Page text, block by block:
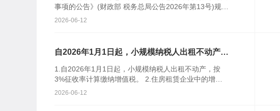
事项的公告》(财政部 税务总局公告2026年第13号)规
定，四、关于纳税义务发生时间 …… (二)纳税人销...
2026-06-12
自2026年1月1日起，小规模纳税人出租不动产增
1.自2026年1月1日起，小规模纳税人出租不动产，按
3%征收率计算缴纳增值税。 2.住房租赁企业中的增值
税小规模纳税人向个人出租住房，减按1.5%计算缴...
2026-06-12